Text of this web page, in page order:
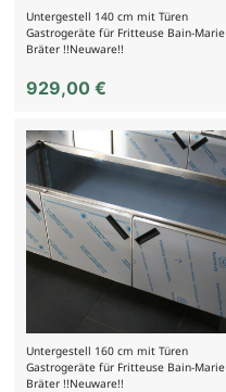
Untergestell 140 cm mit Türen
Gastrogeräte für Fritteuse Bain-Marie
Bräter !!Neuware!!
929,00 €
Untergestell 160 cm mit Türen
Gastrogeräte für Fritteuse Bain-Marie
Bräter !!Neuware!!